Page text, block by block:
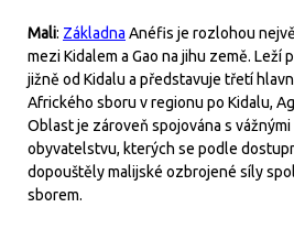
Mali: Základna Anéfis je rozlohou
mezi Kidalem a Gao na jihu země. Leží
jižně od Kidalu a představuje třetí
Afrického sboru v regionu po Kidalu,
Oblast je zároveň spojována s
obyvatelstvu, kterých se podle
dopouštěly malijské ozbrojené síly
sborem.